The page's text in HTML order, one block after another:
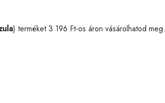
) terméket 3 196 Ft-os áron vásárolhatod meg.